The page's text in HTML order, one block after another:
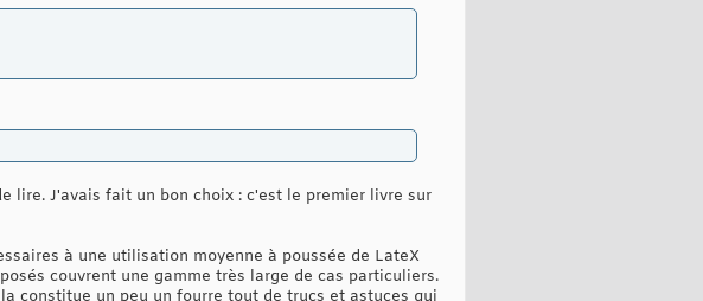
lire. J'avais fait un bon choix : c'est le premier livre sur
à une utilisation moyenne à poussée de LateX
couvrent une gamme très large de cas particuliers.